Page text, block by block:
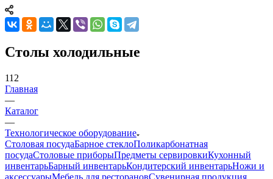
Столы холодильные
112
Главная
—
Каталог
—
Технологическое оборудование
Столовая посудаБарное стеклоПоликарбонатная
посудаСтоловые приборыПредметы сервировкиКухонный
инвентарьБарный инвентарьКондитерский инвентарьНожи и
аксессуарыМебель для ресторановСувенирная продукция